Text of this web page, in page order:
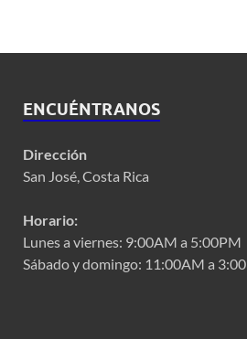
ENCUÉNTRANOS
Dirección
San José, Costa Rica
Horario:
Lunes a viernes: 9:00AM a 5:00PM
Sábado y domingo: 11:00AM a